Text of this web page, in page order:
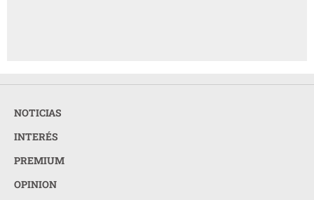
NOTICIAS
INTERÉS
PREMIUM
OPINION